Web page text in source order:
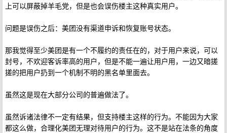
上可以屏蔽掉羊毛党，但是也会误伤楼主这种真实用户。
问题是误伤之后：美团没有渠道申诉和恢复账号状态。
那我觉得至少美团是有一个不履约的责任在的，对于用户来说，可以
封号，不欢迎客诉率高的用户，但是不能一遍让用户用，一边又暗搓
搓的把用户扔到一个机制不明的黑名单里面去。
虽然这是现在大部分公司的普遍做法了。
虽然诉诸法律不一定有结果，但支持楼主这样的行为。不能因为大家
都这么做，合理化美团无理对待用户的行为。这不是站在法条的角度